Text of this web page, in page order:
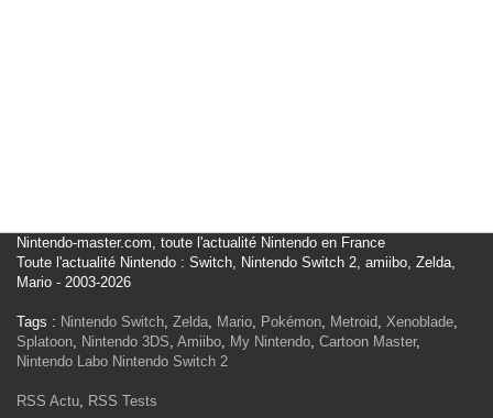
Nintendo-master.com, toute l'actualité Nintendo en France
Toute l'actualité Nintendo : Switch, Nintendo Switch 2, amiibo, Zelda,
Mario - 2003-2026
Tags : Nintendo Switch, Zelda, Mario, Pokémon, Metroid, Xenoblade,
Splatoon, Nintendo 3DS, Amiibo, My Nintendo, Cartoon Master,
Nintendo Labo Nintendo Switch 2
RSS Actu, RSS Tests